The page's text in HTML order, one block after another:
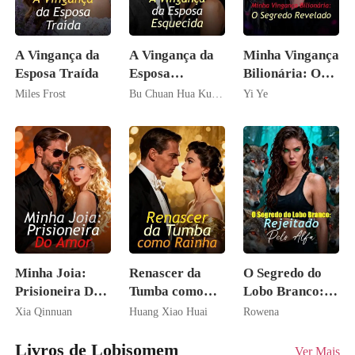
A Vingança da
Esposa Traída
Miles Frost
A Vingança da
Esposa
Esquecida
Minha Vingança
Bilionária: O
Segredo
Yi Ye
Minha Joia:
Prisioneira Do
Amor
Xia Qinnuan
Renascer da
Tumba como
Rainha
Huang Xiao Huai
O Segredo do
Lobo Branco:
Rejeitado Pelo
Rowena
Livros de Lobisomem Ver Mais